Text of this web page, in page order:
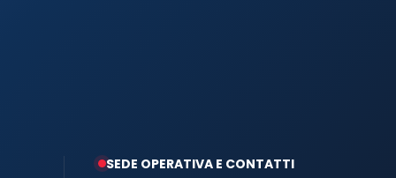
SEDE OPERATIVA E CONTATTI